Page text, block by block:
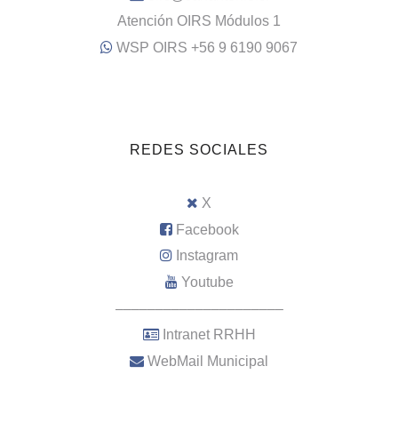
Atención OIRS Módulos 1
WSP OIRS +56 9 6190 9067
REDES SOCIALES
X
Facebook
Instagram
Youtube
–––––––––––––––––––––
Intranet RRHH
WebMail Municipal